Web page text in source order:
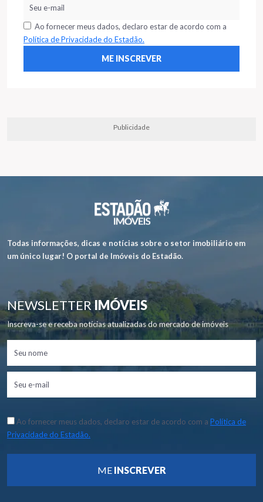
Ao fornecer meus dados, declaro estar de acordo com a
Política de Privacidade do Estadão.
Publicidade
Todas informações, dicas e notícias sobre o setor imobiliário em
um único lugar! O portal de Imóveis do Estadão.
NEWSLETTERIMÓVEIS
Inscreva-se e receba notícias atualizadas do mercado de imóveis
Ao fornecer meus dados, declaro estar de acordo com a Política de
Privacidade do Estadão.
ME INSCREVER